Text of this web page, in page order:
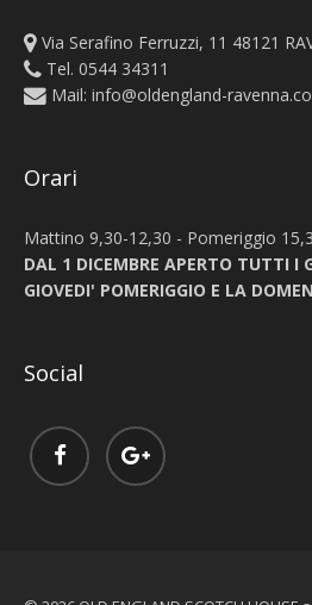
Via Serafino Ferruzzi, 11 48121
Tel. 0544 34311
Mail: info@oldengland-
Orari
Mattino 9,30-12,30 - Pomeriggio
DAL 1 DICEMBRE APERTO TUTTI I
GIOVEDI' POMERIGGIO E LA
Social